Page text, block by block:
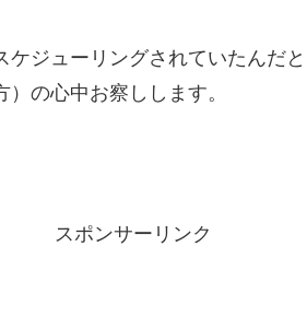
ケジューリングされていたんだ
の心中お察しします。
スポンサーリンク